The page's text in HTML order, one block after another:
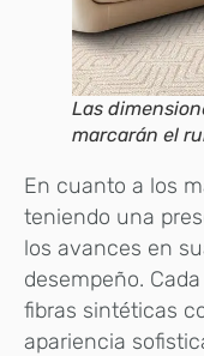
Las
marcarán el
En cuanto a los
teniendo una
los avances en
desempeño.
fibras sintéticas
apariencia